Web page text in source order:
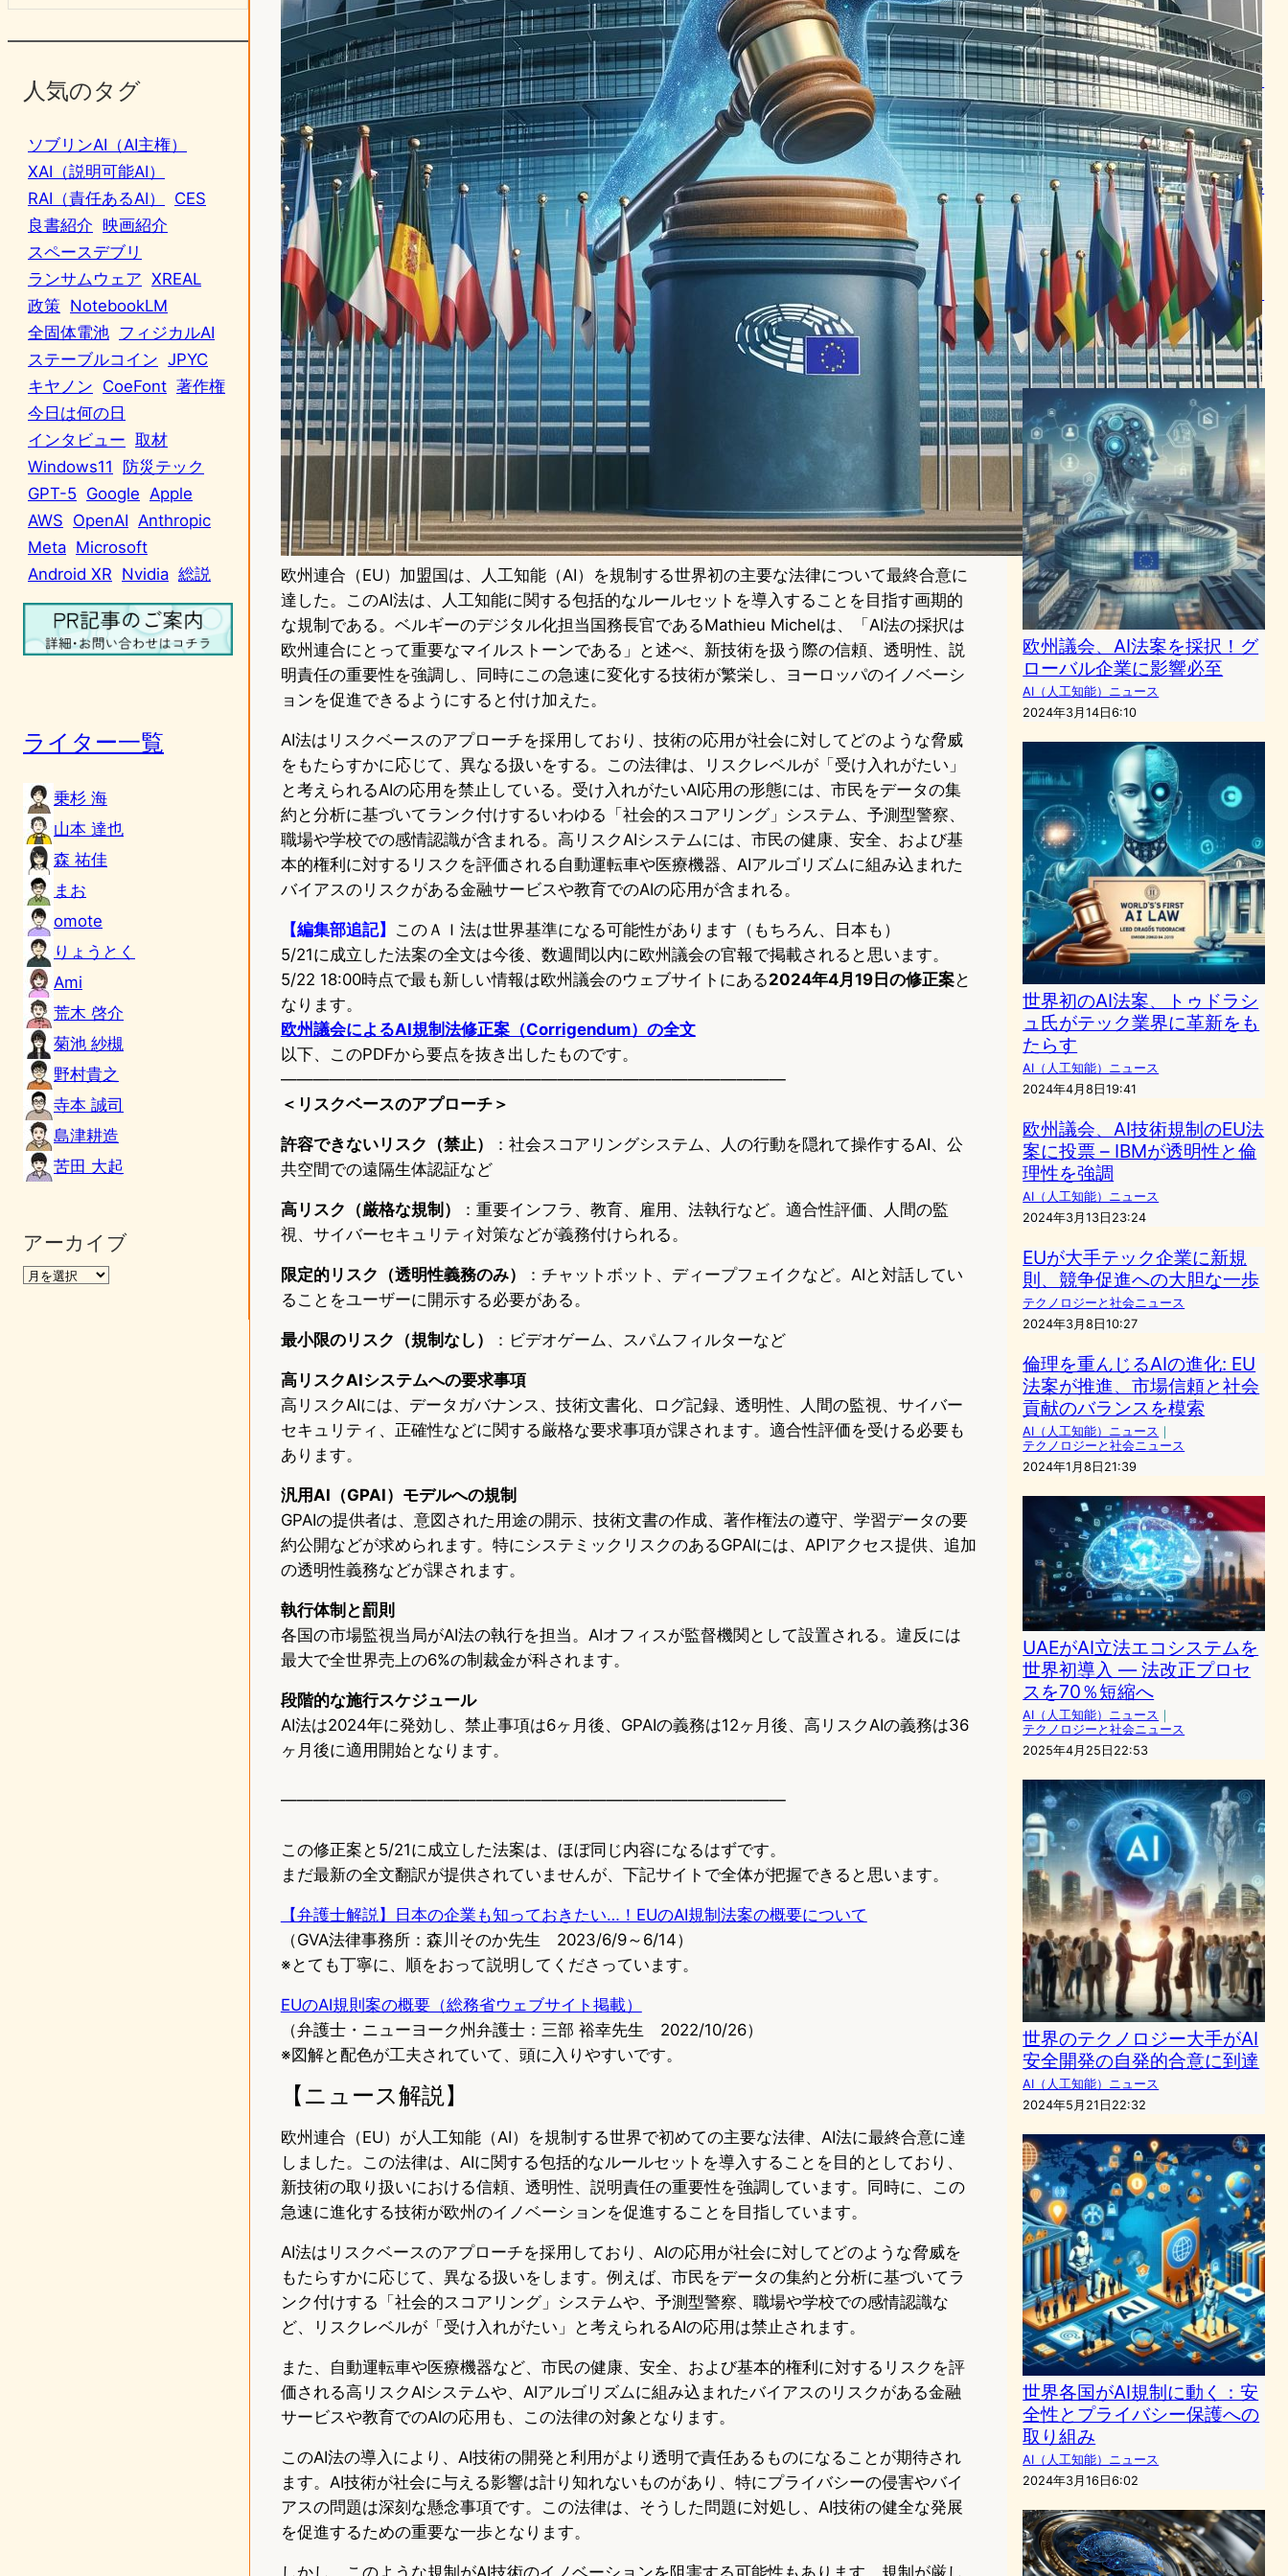
人気のタグ
ソブリンAI（AI主権）
XAI（説明可能AI）
RAI（責任あるAI）
CES
良書紹介 映画紹介
スペースデブリ
ランサムウェア XREAL
政策 NotebookLM
全固体電池 フィジカルAI
ステーブルコイン JPYC
キヤノン CoeFont 著作権
今日は何の日
インタビュー 取材
Windows11
防災テック
GPT-5 Google Apple
AWS OpenAI Anthropic
Meta Microsoft
Android XR Nvidia 総説
ライター一覧
乗杉 海
山本 達也
森 祐佳
まお
omote
りょうとく
Ami
荒木 啓介
菊池 紗槻
野村貴之
寺本 誠司
島津耕造
苦田 大起
アーカイブ
欧州連合（EU）加盟国は、人工知能（AI）を規制する世界初の主要な法律について最終合意に
達した。このAI法は、人工知能に関する包括的なルールセットを導入することを目指す画期的
な規制である。ベルギーのデジタル化担当国務長官であるMathieu Michelは、「AI法の採択は
欧州連合にとって重要なマイルストーンである」と述べ、新技術を扱う際の信頼、透明性、説
明責任の重要性を強調し、同時にこの急速に変化する技術が繁栄し、ヨーロッパのイノベーシ
ョンを促進できるようにすると付け加えた。
AI法はリスクベースのアプローチを採用しており、技術の応用が社会に対してどのような脅威
をもたらすかに応じて、異なる扱いをする。この法律は、リスクレベルが「受け入れがたい」
と考えられるAIの応用を禁止している。受け入れがたいAI応用の形態には、市民をデータの集
約と分析に基づいてランク付けするいわゆる「社会的スコアリング」システム、予測型警察、
職場や学校での感情認識が含まれる。高リスクAIシステムには、市民の健康、安全、および基
本的権利に対するリスクを評価される自動運転車や医療機器、AIアルゴリズムに組み込まれた
バイアスのリスクがある金融サービスや教育でのAIの応用が含まれる。
【編集部追記】
このＡＩ法は世界基準になる可能性があります（もちろん、日本も）
5/21に成立した法案の全文は今後、数週間以内に欧州議会の官報で掲載されると思います。
5/22 18:00時点で最も新しい情報は欧州議会のウェブサイトにある2024年4月19日の修正案と
なります。
欧州議会によるAI規制法修正案（Corrigendum）の全文
以下、このPDFから要点を抜き出したものです。
———————————————————————————————
＜リスクベースのアプローチ＞
許容できないリスク（禁止）
：社会スコアリングシステム、人の行動を隠れて操作するAI、公
共空間での遠隔生体認証など
高リスク（厳格な規制）
：重要インフラ、教育、雇用、法執行など。適合性評価、人間の監
視、サイバーセキュリティ対策などが義務付けられる。
限定的リスク（透明性義務のみ）
：チャットボット、ディープフェイクなど。AIと対話してい
ることをユーザーに開示する必要がある。
最小限のリスク（規制なし） ：ビデオゲーム、スパムフィルターなど
高リスクAIシステムへの要求事項
高リスクAIには、データガバナンス、技術文書化、ログ記録、透明性、人間の監視、サイバー
セキュリティ、正確性などに関する厳格な要求事項が課されます。適合性評価を受ける必要も
あります。
汎用AI（GPAI）モデルへの規制
GPAIの提供者は、意図された用途の開示、技術文書の作成、著作権法の遵守、学習データの要
約公開などが求められます。特にシステミックリスクのあるGPAIには、APIアクセス提供、追加
の透明性義務などが課されます。
執行体制と罰則
各国の市場監視当局がAI法の執行を担当。AIオフィスが監督機関として設置される。違反には
最大で全世界売上の6%の制裁金が科されます。
段階的な施行スケジュール
AI法は2024年に発効し、禁止事項は6ヶ月後、GPAIの義務は12ヶ月後、高リスクAIの義務は36
ヶ月後に適用開始となります。
———————————————————————————————
この修正案と5/21に成立した法案は、ほぼ同じ内容になるはずです。
まだ最新の全文翻訳が提供されていませんが、下記サイトで全体が把握できると思います。
【弁護士解説】日本の企業も知っておきたい…！EUのAI規制法案の概要について
（GVA法律事務所：森川そのか先生 2023/6/9～6/14）
※とても丁寧に、順をおって説明してくださっています。
EUのAI規則案の概要（総務省ウェブサイト掲載）
（弁護士・ニューヨーク州弁護士：三部 裕幸先生 2022/10/26）
※図解と配色が工夫されていて、頭に入りやすいです。
【ニュース解説】
欧州連合（EU）が人工知能（AI）を規制する世界で初めての主要な法律、AI法に最終合意に達
しました。この法律は、AIに関する包括的なルールセットを導入することを目的としており、
新技術の取り扱いにおける信頼、透明性、説明責任の重要性を強調しています。同時に、この
急速に進化する技術が欧州のイノベーションを促進することを目指しています。
AI法はリスクベースのアプローチを採用しており、AIの応用が社会に対してどのような脅威を
もたらすかに応じて、異なる扱いをします。例えば、市民をデータの集約と分析に基づいてラ
ンク付けする「社会的スコアリング」システムや、予測型警察、職場や学校での感情認識な
ど、リスクレベルが「受け入れがたい」と考えられるAIの応用は禁止されます。
また、自動運転車や医療機器など、市民の健康、安全、および基本的権利に対するリスクを評
価される高リスクAIシステムや、AIアルゴリズムに組み込まれたバイアスのリスクがある金融
サービスや教育でのAIの応用も、この法律の対象となります。
このAI法の導入により、AI技術の開発と利用がより透明で責任あるものになることが期待され
ます。AI技術が社会に与える影響は計り知れないものがあり、特にプライバシーの侵害やバイ
アスの問題は深刻な懸念事項です。この法律は、そうした問題に対処し、AI技術の健全な発展
を促進するための重要な一歩となります。
しかし、このような規制がAI技術のイノベーションを阻害する可能性もあります。規制が厳し
AI（人工知能）ニュース
2024年3月19日21:07
EUが提案するAI法案、安全な
使用と厳格な規制を目指す
AI（人工知能）ニュース
2024年3月14日15:11
EUの新規制、AIと即時支払い
の未来を形作る
AI（人工知能）ニュース
2024年4月11日22:30
EUがAI規制強化、企業に新た
な挑戦と機会を提供
ブロックチェーンニュース
2024年2月8日22:16
欧州議会、AI法案を採択！グ
ローバル企業に影響必至
AI（人工知能）ニュース
2024年3月14日6:10
世界初のAI法案、トゥドラシ
ュ氏がテック業界に革新をも
たらす
AI（人工知能）ニュース
2024年4月8日19:41
欧州議会、AI技術規制のEU法
案に投票 – IBMが透明性と倫
理性を強調
AI（人工知能）ニュース
2024年3月13日23:24
EUが大手テック企業に新規
則、競争促進への大胆な一歩
テクノロジーと社会ニュース
2024年3月8日10:27
倫理を重んじるAIの進化: EU
法案が推進、市場信頼と社会
貢献のバランスを模索
AI（人工知能）ニュース ｜
テクノロジーと社会ニュース
2024年1月8日21:39
UAEがAI立法エコシステムを
世界初導入 — 法改正プロセ
スを70％短縮へ
AI（人工知能）ニュース ｜
テクノロジーと社会ニュース
2025年4月25日22:53
世界のテクノロジー大手がAI
安全開発の自発的合意に到達
AI（人工知能）ニュース
2024年5月21日22:32
世界各国がAI規制に動く：安
全性とプライバシー保護への
取り組み
AI（人工知能）ニュース
2024年3月16日6:02